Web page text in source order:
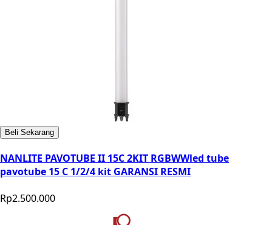
Beli Sekarang
NANLITE PAVOTUBE II 15C 2KIT RGBWWled tube
pavotube 15 C 1/2/4 kit GARANSI RESMI
Rp2.500.000